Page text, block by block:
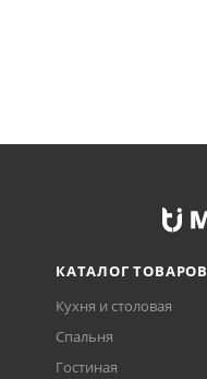
КАТАЛОГ ТОВАРОВ
Кухня и столовая
Спальня
Гостиная